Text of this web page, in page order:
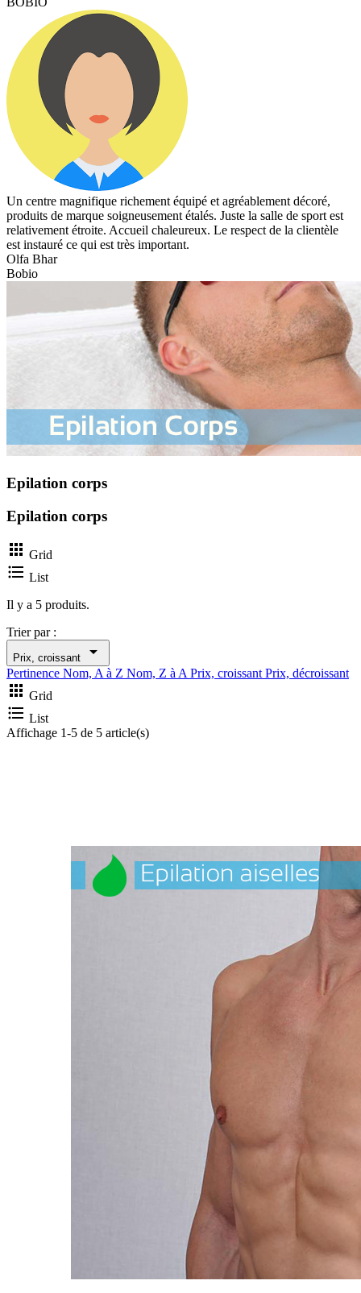
Un centre magnifique richement équipé et agréablement décoré,
produits de marque soigneusement étalés. Juste la salle de sport est
relativement étroite. Accueil chaleureux. Le respect de la clientèle
est instauré ce qui est très important.
Olfa Bhar
Bobio
Epilation corps
Epilation corps
 Grid
 List
Il y a 5 produits.
Trier par :
Prix, croissant 
Pertinence Nom, A à Z Nom, Z à A Prix, croissant Prix, décroissant
 Grid
 List
Affichage 1-5 de 5 article(s)